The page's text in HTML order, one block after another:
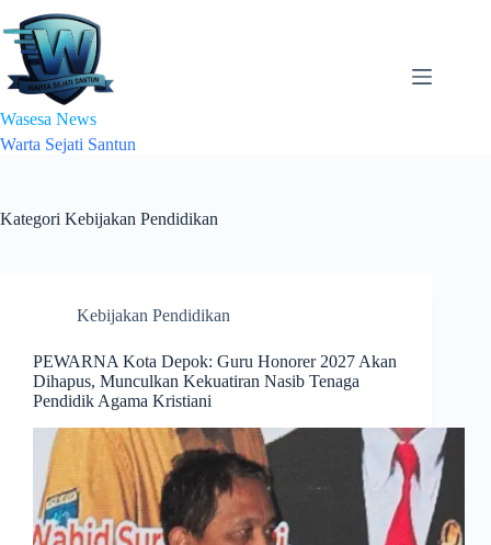
to
content
Wasesa News
Warta Sejati Santun
Kategori Kebijakan Pendidikan
Kebijakan Pendidikan
PEWARNA Kota Depok: Guru Honorer 2027 Akan
Dihapus, Munculkan Kekuatiran Nasib Tenaga
Pendidik Agama Kristiani